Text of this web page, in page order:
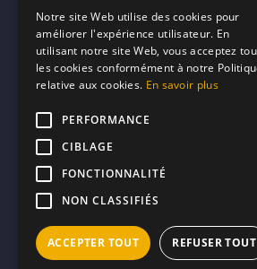
Mentions légales CGU
Notre site Web utilise des cookies pour
améliorer l'expérience utilisateur. En
utilisant notre site Web, vous acceptez
les cookies conformément à notre
relative aux cookies. En savoir plus
PERFORMANCE
CIBLAGE
FONCTIONNALITÉ
NON CLASSIFIÉS
ACCEPTER TOUT REFUSER TOUT